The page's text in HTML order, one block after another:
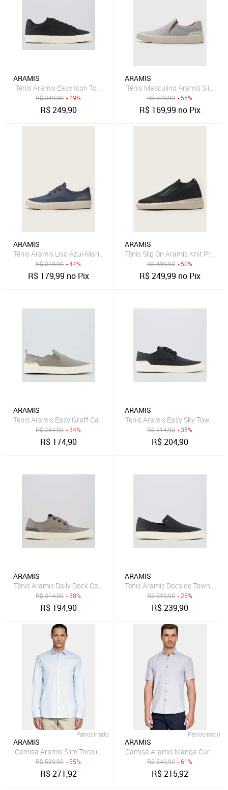
ARAMIS
Tênis Aramis Easy Icon Town Preto
R$349,90 - 29%
R$249,90
ARAMIS
Tênis Masculino Aramis Slip On
R$379,99 - 55%
R$ 169,99 no Pix
ARAMIS
Tênis Aramis Liso Azul-Marinho
R$319,99 - 44%
R$ 179,99 no Pix
ARAMIS
Tênis Slip On Aramis Knit Preto
R$499,90 - 50%
R$249,99 no Pix
ARAMIS
Tenis Aramis Easy Graff Canvas Marrom
R$264,90 - 34%
R$ 174,90
ARAMIS
Tenis Aramis Easy Sky Town
R$314,90 - 35%
R$204,90
ARAMIS
Tênis Aramis Daily Dock Canvas Cinza
R$314,90 - 38%
R$ 194,90
ARAMIS
Tenis Aramis Docside Town
R$319,90 - 25%
R$239,90
Patrocinado
ARAMIS
Camisa Aramis Slim Tricoline Algodão Manga Longa Azul
R$599,90 - 55%
R$271,92
Patrocinado
ARAMIS
Camisa Aramis Manga Curta
R$549,90 - 61%
R$215,92